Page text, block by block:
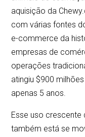
aquisição da
com várias fontes
e-commerce da
empresas de
operações
atingiu $900
apenas 5 anos.
Esse uso crescente
também está se